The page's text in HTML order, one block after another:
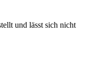
und lässt sich nicht